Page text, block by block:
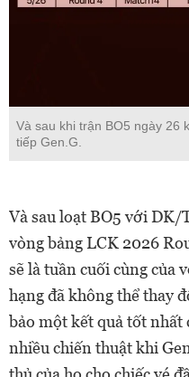
Và sau khi trận BO5 ngày 26
tiếp Gen.G.
Và sau loạt BO5 với DK/
vòng bảng LCK 2026
sẽ là tuần cuối cùng của
hạng đã không thể thay
bảo một kết quả tốt nhất
nhiều chiến thuật khi